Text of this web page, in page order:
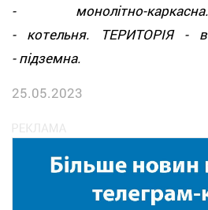
- монолітно-
- котельня. ТЕРИТОРІЯ -
- підземна.
25.05.2023